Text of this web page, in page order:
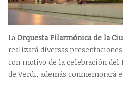
La Orquesta Filarmónica de la
realizará diversas
con motivo de la celebración
de Verdi, además conmemorará